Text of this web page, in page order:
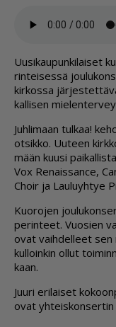
Uu­si­kau­pun­ki­lai­set
rin­tei­ses­sä
kir­kos­sa
kal­li­sen
Juh­li­maan tul­kaa!
ot­sik­ko. Uu­teen
mään kuu­si
Vox Re­nais­san­ce,
Choir ja Lau­lu­yh­tye
Kuo­ro­jen
pe­rin­teet. Vuo­sien
ovat vaih­del­leet sen
kul­loin­kin ol­lut
kaan.
Juu­ri eri­lai­set
ovat yh­teis­kon­ser­tin